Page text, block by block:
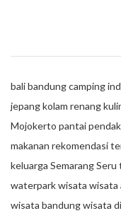
balibandungcamping
jepangkolam renang
Mojokerto pantai
makanan rekomendasi
keluarga SemarangSeru
waterparkwisata wisata
wisata bandungwisata